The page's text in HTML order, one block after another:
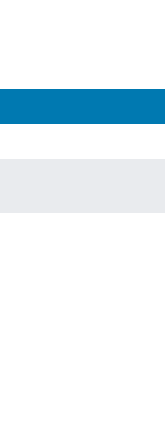
JELSZÓ